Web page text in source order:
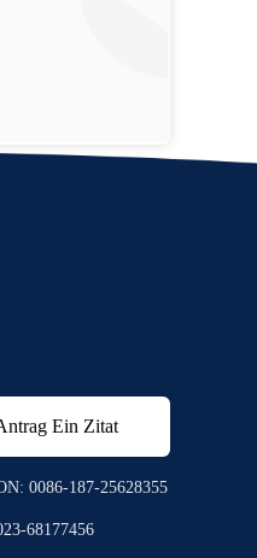
Ein Zitat
0086-187-25628355
68177456